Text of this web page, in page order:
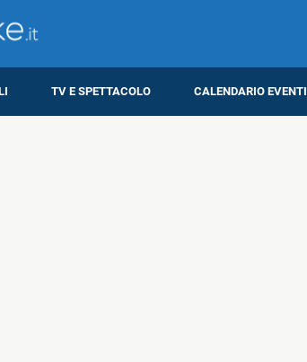
TV E SPETTACOLO CALENDARIO EVENTI